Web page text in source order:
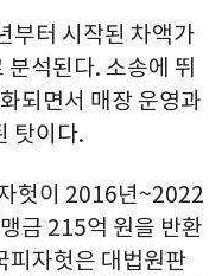
부터 시작된 차액가
석된다. 소송에 뛰
되면서 매장 운영과
탓이다.
헛이 2016년~2022
금 215억 원을 반환
피자헛은 대법원판